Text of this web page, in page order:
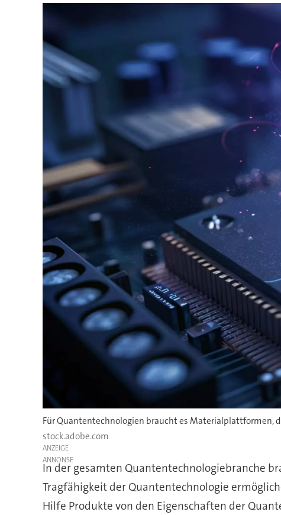
Für Quantentechnologien braucht es Materialplattformen,
stock.adobe.com
ANZEIGE
In der gesamten Quantentechnologiebranche
Tragfähigkeit der Quantentechnologie
Hilfe Produkte von den Eigenschaften der